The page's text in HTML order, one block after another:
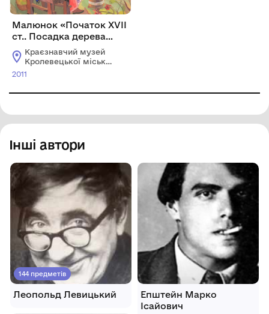
Малюнок «Початок ХVІІ
ст.. Посадка дерева
чудо-яблуні у садибі
Міщерських»
Краєзнавчий музей
Кролевецької міської
ради
2011
Інші автори
144 предметів
Леопольд Левицький
Епштейн Марко
Ісайович